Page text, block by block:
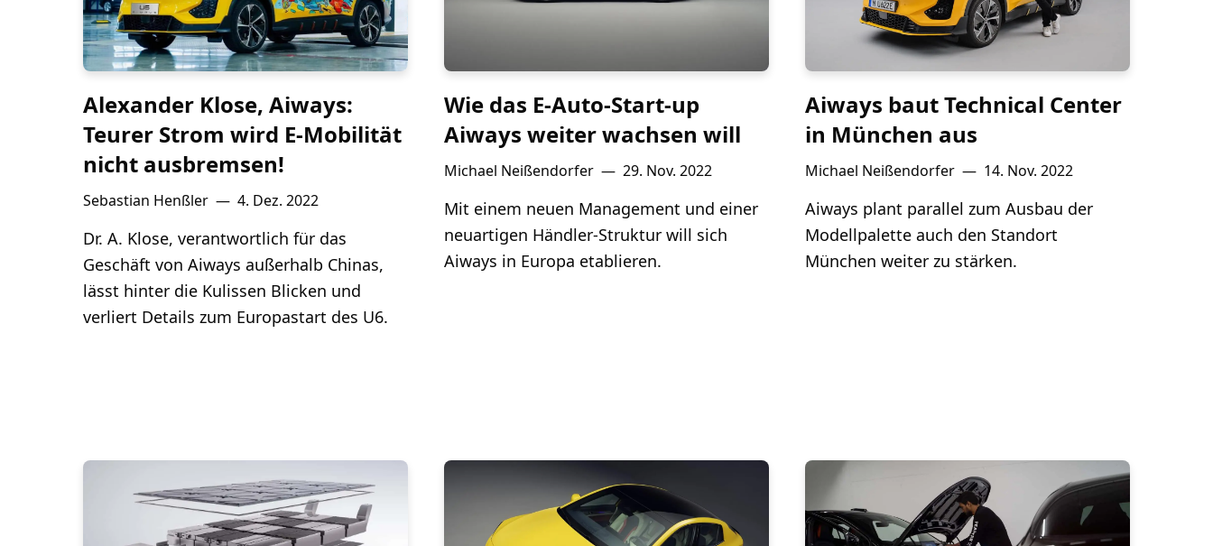
Alexander Klose, Aiways:
Teurer Strom wird E-Mobilität
nicht ausbremsen!
Sebastian Henßler — 4. Dez. 2022
Dr. A. Klose, verantwortlich für das
Geschäft von Aiways außerhalb Chinas,
lässt hinter die Kulissen Blicken und
verliert Details zum Europastart des U6.
Wie das E-Auto-Start-up
Aiways weiter wachsen will
Michael Neißendorfer — 29. Nov. 2022
Mit einem neuen Management und einer
neuartigen Händler-Struktur will sich
Aiways in Europa etablieren.
Aiways baut Technical Center
in München aus
Michael Neißendorfer — 14. Nov. 2022
Aiways plant parallel zum Ausbau der
Modellpalette auch den Standort
München weiter zu stärken.